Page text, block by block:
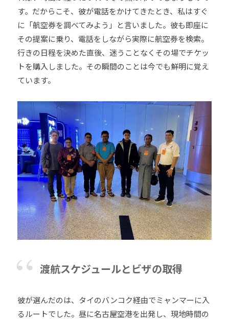
す。だからこそ、彼が電話をかけてきたとき、私はすぐ
に「航空券を調べてみよう」と言いました。彼も即座に
その提案に乗り、電話をしながら実際に航空券を検索。
行きの日程を決めた直後、迷うことなくその場でチケッ
トを購入しました。その瞬間のことは今でも鮮明に覚え
ています。
渡航スケジュールとビザの取得
彼が選んだのは、タイのバンコク経由でミャンマーに入
るルートでした。昼に名古屋空港を出発し、現地時間の